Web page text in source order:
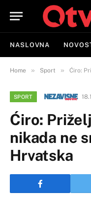
NASLOVNA
Home » Sport » Ćiro:
SPORT
Ćiro:
nikada ne
Hrvatska